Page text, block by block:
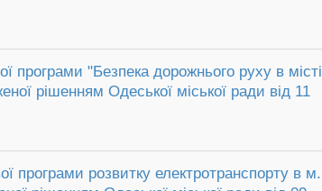
програми "Безпека дорожнього руху в місті
рішенням Одеської міської ради від 11
програми розвитку електротранспорту в м.